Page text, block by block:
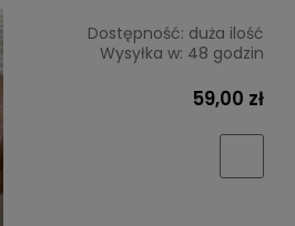
Dostępność: duża ilość
Wysyłka w: 48 godzin
59,00 zł